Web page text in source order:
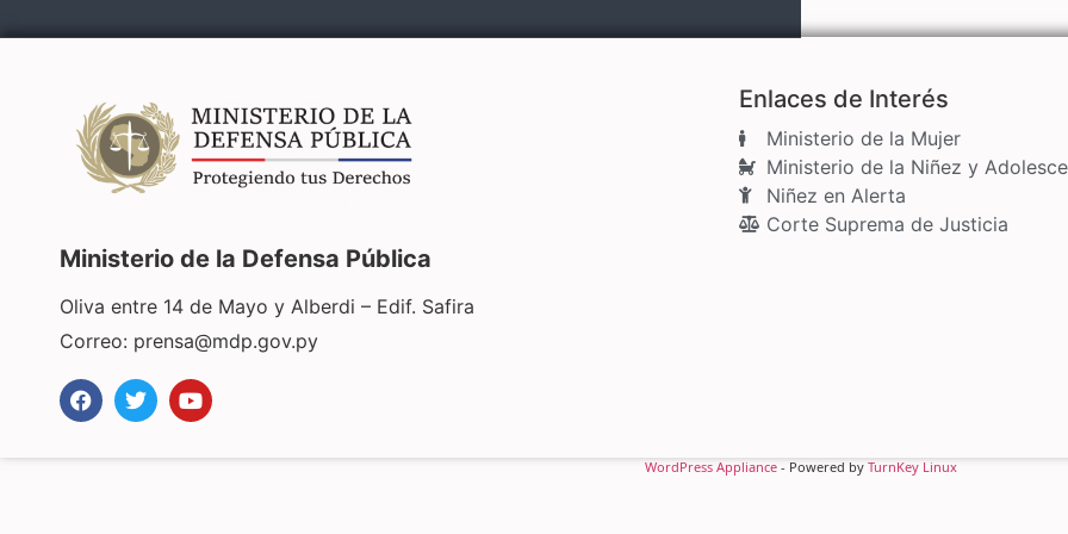
Ministerio de la Defensa Pública
Oliva entre 14 de Mayo y Alberdi – Edif. Safira
Correo: prensa@mdp.gov.py
Enlaces de Interés
Ministerio de la Mujer
Ministerio de la Niñez y
Niñez en Alerta
Corte Suprema de Justicia
WordPress Appliance - Powered by TurnKey Linux